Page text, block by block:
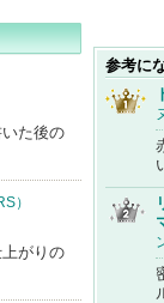
た後の
）
がりの
参考に